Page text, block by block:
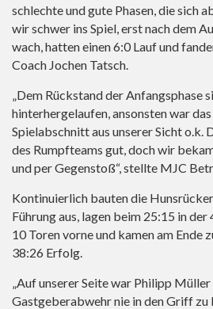
schlechte und gute Phasen, die sich
wir schwer ins Spiel, erst nach dem
wach, hatten einen 6:0 Lauf und
Coach Jochen Tatsch.
„Dem Rückstand der Anfangsphase
hinterhergelaufen, ansonsten war
Spielabschnitt aus unserer Sicht o.k.
des Rumpfteams gut, doch wir
und per Gegenstoß“, stellte MJC
Kontinuierlich bauten die
Führung aus, lagen beim 25:15 in
10 Toren vorne und kamen am Ende
38:26 Erfolg.
„Auf unserer Seite war Philipp
Gastgeberabwehr nie in den Griff zu